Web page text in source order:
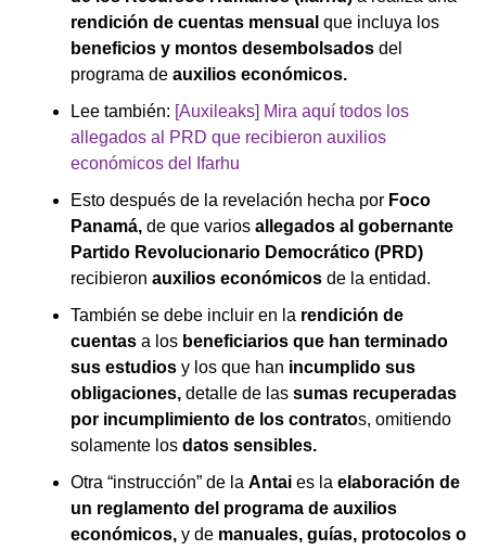
rendición de cuentas mensual que incluya los
beneficios y montos desembolsados del
programa de auxilios económicos.
Lee también: [Auxileaks] Mira aquí todos los
allegados al PRD que recibieron auxilios
económicos del Ifarhu
Esto después de la revelación hecha por Foco
Panamá, de que varios allegados al gobernante
Partido Revolucionario Democrático (PRD)
recibieron auxilios económicos de la entidad.
También se debe incluir en la rendición de
cuentas a los beneficiarios que han terminado
sus estudios y los que han incumplido sus
obligaciones, detalle de las sumas recuperadas
por incumplimiento de los contratos, omitiendo
solamente los datos sensibles.
Otra “instrucción” de la Antai es la elaboración de
un reglamento del programa de auxilios
económicos, y de manuales, guías, protocolos o